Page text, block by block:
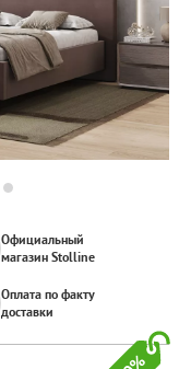
Официальный
магазин Stolline
Оплата по факту
доставки